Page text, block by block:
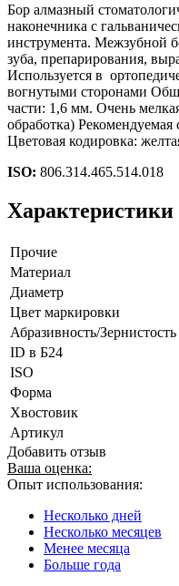
Бор алмазный
наконечника с
инструмента. Межзубной
зуба, препарирования,
Используется в
вогнутыми сторонами
части: 1,6 мм. Очень
обработка)
Цветовая кодировка:
ISO: 806.314.465.514.018
Характеристики
Прочие
Материал
Диаметр
Цвет маркировки
Абразивность/Зернистость
ID в Б24
ISO
Форма
Хвостовик
Артикул
Добавить отзыв
Ваша оценка:
Опыт использования:
Несколько дней
Несколько месяцев
Менее месяца
Больше года